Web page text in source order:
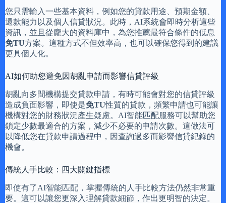
您只需輸入一些基本資料，例如您的貸款用途、預期金額、
還款能力以及個人信貸狀況。此時，AI系統會即時分析這些
資訊，並且從龐大的資料庫中，為您推薦最符合條件的低息
免TU方案。這種方式不但效率高，也可以確保您得到的建議
更具個人化。
AI如何助您避免因胡亂申請而影響信貸評級
胡亂向多間機構提交貸款申請，有時可能會對您的信貸評級
造成負面影響，即使是免TU性質的貸款，頻繁申請也可能讓
機構對您的財務狀況產生疑慮。AI智能匹配服務可以幫助您
鎖定少數最適合的方案，減少不必要的申請次數。這做法可
以降低您在貸款申請過程中，因查詢過多而影響信貸紀錄的
機會。
傳統人手比較：四大關鍵指標
即使有了AI智能匹配，掌握傳統的人手比較方法仍然非常重
要。這可以讓您更深入理解貸款細節，作出更明智的決定。